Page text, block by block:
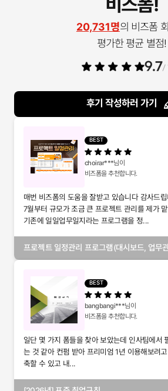
20,731명의 비즈폼
평가한 평균 별점!
9.7/
후기 작성하러 가기
BEST
choirar***님이
비즈폼을 추천합니다.
매번 비즈폼의 도움을 잘받고 있습니다 감사드
7월부터 규모가 조금 큰 프로젝트 관리를 제가
기존에 일일업무일지라는 프로그램을 정...
프로젝트 일정관리 프로그램(대시보드, 업무
BEST
bangbangi***님이
비즈폼을 추천합니다.
일단 몇 가지 폼들을 찾아 보았는데 인사팀에서
는 것 같아 컨펌 받아 프리미엄 1년 이용해보려
축할 수 있고 내...